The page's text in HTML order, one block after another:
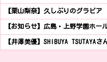
【栗山梨奈】久しぶりのグラビア
【お知らせ】広島・上野学園ホ
【井澤美優】SHIBUYA TSUTAYA